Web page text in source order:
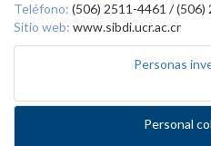
Teléfono: (506) 2511-4461 / (506)
Sitio web: www.sibdi.ucr.ac.cr
Personas
Personal